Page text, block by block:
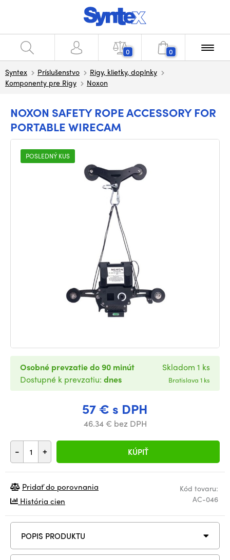
0 0
Syntex Príslušenstvo
Rigy, klietky, doplnky
Komponenty pre Rigy
Noxon
NOXON SAFETY ROPE ACCESSORY FOR
PORTABLE WIRECAM
POSLEDNÝ KUS
57 € s DPH
46.34 € bez DPH
- + KÚPIŤ
Osobné prevzatie do 90 minút
Dostupné k prevzatiu: dnes
Skladom 1 ks
Bratislava 1 ks
Kód tovaru:
AC-046
Pridať do porovnania
História cien
POPIS PRODUKTU